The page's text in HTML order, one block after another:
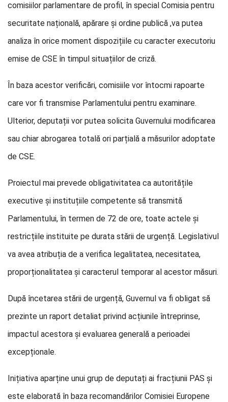
comisiilor parlamentare de profil, în special Comisia pentru
securitate națională, apărare și ordine publică ,va putea
analiza în orice moment dispozițiile cu caracter executoriu
emise de CSE în timpul situațiilor de criză.
În baza acestor verificări, comisiile vor întocmi rapoarte
care vor fi transmise Parlamentului pentru examinare.
Ulterior, deputații vor putea solicita Guvernului modificarea
sau chiar abrogarea totală ori parțială a măsurilor adoptate
de CSE.
Proiectul mai prevede obligativitatea ca autoritățile
executive și instituțiile competente să transmită
Parlamentului, în termen de 72 de ore, toate actele și
restricțiile instituite pe durata stării de urgență. Legislativul
va avea atribuția de a verifica legalitatea, necesitatea,
proporționalitatea și caracterul temporar al acestor măsuri.
După încetarea stării de urgență, Guvernul va fi obligat să
prezinte un raport detaliat privind acțiunile întreprinse,
impactul acestora și evaluarea generală a perioadei
excepționale.
Inițiativa aparține unui grup de deputați ai fracțiunii PAS și
este elaborată în baza recomandărilor Comisiei Europene